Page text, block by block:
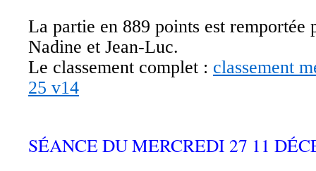
La partie en 889 points est remportée
Nadine et Jean-Luc.
Le classement complet : classement
25 v14
SÉANCE DU MERCREDI 27 11